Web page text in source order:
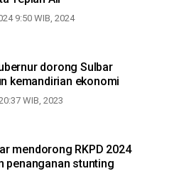
9:50 WIB, 2024
dorong Sulbar
kemandirian ekonomi
WIB, 2023
mendorong RKPD 2024
penanganan stunting